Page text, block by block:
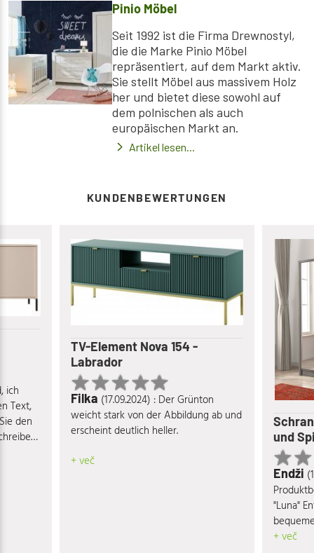
Pinio Möbel
Seit 1992 ist die Firma Drewnostyl,
die die Marke Pinio Möbel
repräsentiert, auf dem Markt aktiv.
Sie stellt Möbel aus massivem Holz
her und bietet diese sowohl auf
dem polnischen als auch
europäischen Markt an.
Artikel lesen...
KUNDENBEWERTUNGEN
ich
Text,
den
TV-Element Nova 154 -
Labrador
Filka (17.09.2024) : Der Grünton
weicht stark von der Abbildung ab und
erscheint deutlich heller.
+ več
und
Endži
"Luna" Entdecken Sie das stilvolle und
Ihrer
+ več